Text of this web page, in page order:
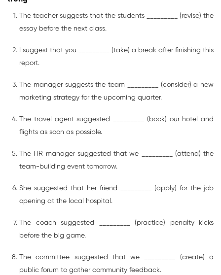
The teacher suggests that the students _________ (revise) the
essay before the next class.
I suggest that you _________ (take) a break after finishing this
report.
The manager suggests the team _________ (consider) a new
marketing strategy for the upcoming quarter.
The travel agent suggested _________ (book) our hotel and
flights as soon as possible.
The HR manager suggested that we _________ (attend) the
team-building event tomorrow.
She suggested that her friend _________ (apply) for the job
opening at the local hospital.
The coach suggested _________ (practice) penalty kicks
before the big game.
The committee suggested that we _________ (create) a
public forum to gather community feedback.